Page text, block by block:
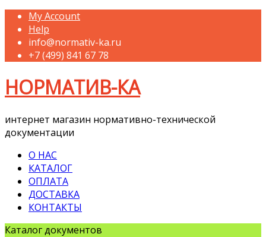
My Account
Help
info@normativ-ka.ru
+7 (499) 841 67 78
НОРМАТИВ-КА
интернет магазин нормативно-технической
документации
О НАС
КАТАЛОГ
ОПЛАТА
ДОСТАВКА
КОНТАКТЫ
Каталог документов